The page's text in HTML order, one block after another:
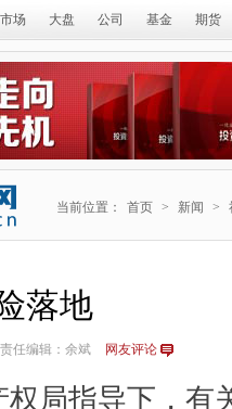
市场 大盘 公司 基金 期货
当前位置： 首页 > 新闻 >
落地
责任编辑：余斌 网友评论
局指导下，有